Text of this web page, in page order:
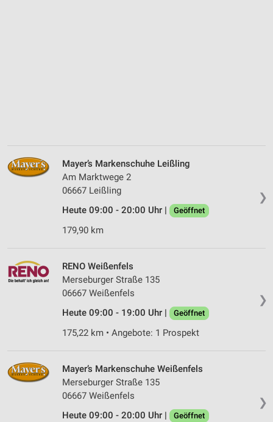
❯
Mayer’s Markenschuhe Leißling
Am Marktwege 2
06667 Leißling
Heute 09:00 - 20:00 Uhr |
Geöffnet
179,90 km
❯
RENO Weißenfels
Merseburger Straße 135
06667 Weißenfels
Heute 09:00 - 19:00 Uhr |
Geöffnet
175,22 km • Angebote: 1 Prospekt
❯
Mayer’s Markenschuhe Weißenfels
Merseburger Straße 135
06667 Weißenfels
Heute 09:00 - 20:00 Uhr |
Geöffnet